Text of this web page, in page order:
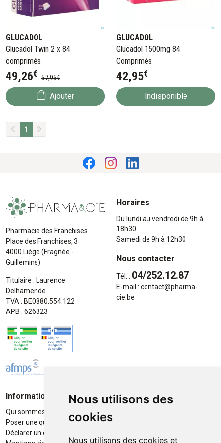
Nous utilisons des
cookies
Nous utilisons des cookies et
GLUCADOL
Glucadol Twin 2 x 84
comprimés
49,26€ 57,95€
Ajouter
GLUCADOL
Glucadol 1500mg 84
Comprimés
42,95€
Indisponible
1
Pharmacie des Franchises
Place des Franchises, 3
4000 Liège (Fragnée -
Guillemins)
Titulaire : Laurence
Delhamende
TVA : BE0880.554.122
APB : 626323
Horaires
Du lundi au vendredi de 9h à
18h30
Samedi de 9h à 12h30
Nous contacter
Tél. : 04/252.12.87
E-mail : contact@pharma-
cie.be
Informations
Qui sommes-nous ?
Poser une question
Déclarer un effet indésirable
Moyens de paiement